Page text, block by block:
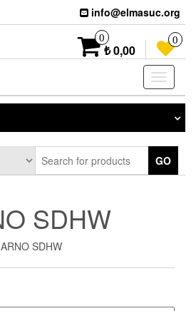
info@elmasuc.org
0
₺ 0,00
0
Toggle
GO
SDHW
ARNO SDHW